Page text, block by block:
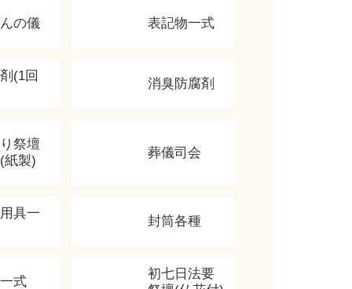
の儀 表記物一式
(1回
消臭防腐剤
祭壇
紙製)
葬儀司会
具一
封筒各種
式
初七日法要